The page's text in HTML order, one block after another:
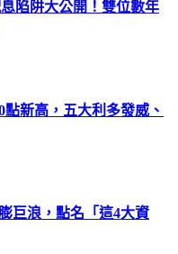
陷阱大公開！雙位數年
新高，五大利多發威、
巨浪，點名「這4大資